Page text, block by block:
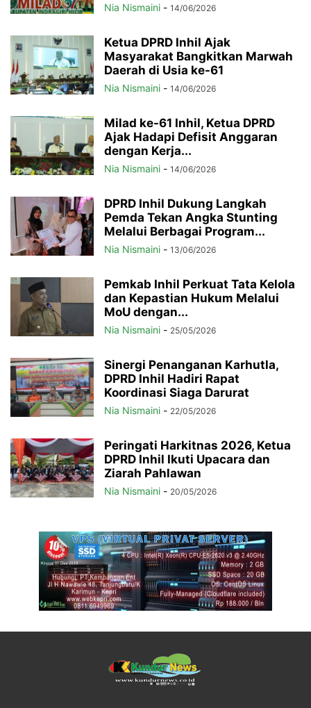
Nia Nismaini - 14/06/2026
Ketua DPRD Inhil Ajak
Masyarakat Bangkitkan Marwah
Daerah di Usia ke-61
Nia Nismaini - 14/06/2026
Milad ke-61 Inhil, Ketua DPRD
Ajak Hadapi Defisit Anggaran
dengan Kerja...
Nia Nismaini - 14/06/2026
DPRD Inhil Dukung Langkah
Pemda Tekan Angka Stunting
Melalui Berbagai Program...
Nia Nismaini - 13/06/2026
Pemkab Inhil Perkuat Tata Kelola
dan Kepastian Hukum Melalui
MoU dengan...
Nia Nismaini - 25/05/2026
Sinergi Penanganan Karhutla,
DPRD Inhil Hadiri Rapat
Koordinasi Siaga Darurat
Nia Nismaini - 22/05/2026
Peringati Harkitnas 2026, Ketua
DPRD Inhil Ikuti Upacara dan
Ziarah Pahlawan
Nia Nismaini - 20/05/2026